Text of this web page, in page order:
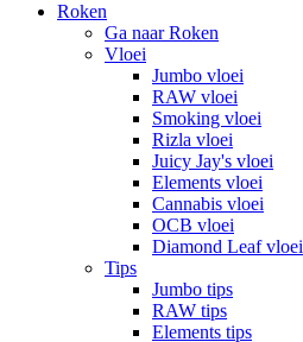
Roken
Ga naar Roken
Vloei
Jumbo vloei
RAW vloei
Smoking vloei
Rizla vloei
Juicy Jay's vloei
Elements vloei
Cannabis vloei
OCB vloei
Diamond Leaf vloei
Tips
Jumbo tips
RAW tips
Elements tips